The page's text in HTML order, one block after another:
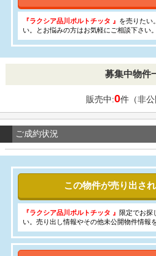
『ラクシア品川ポルトチッタ 』 を売りたい
い。とお悩みの方はお気軽にご相談下さい。
募集中物件
販売中:0件（非公
ご成約状況
この物件が売り出さ
『ラクシア品川ポルトチッタ 』 限定でお探
い。売り出し情報やその他未公開物件情報